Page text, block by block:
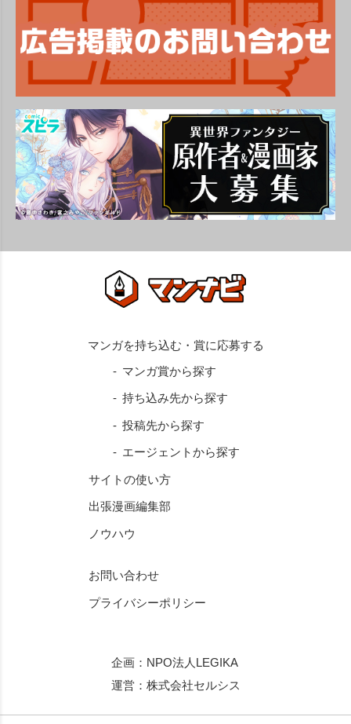
マンガ賞から探す
持ち込み先から探す
投稿先から探す
エージェントから探す
サイトの使い方
出張漫画編集部
ノウハウ
お問い合わせ
プライバシーポリシー
企画： NPO法人LEGIKA
運営： 株式会社セルシス